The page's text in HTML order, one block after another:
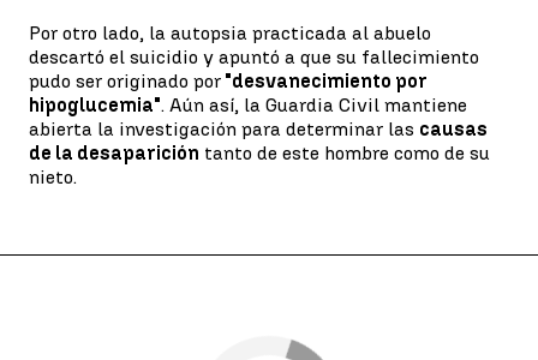
Por otro lado, la autopsia practicada al abuelo
descartó el suicidio y apuntó a que su fallecimiento
pudo ser originado por "desvanecimiento por
hipoglucemia". Aún así, la Guardia Civil mantiene
abierta la investigación para determinar las causas
de la desaparición tanto de este hombre como de su
nieto.